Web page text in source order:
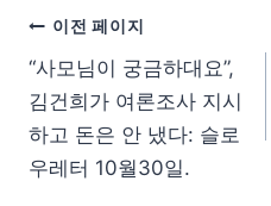
이전 페이지
“사모님이 궁금하대요”,
김건희가 여론조사 지시
하고 돈은 안 냈다: 슬로
우레터 10월30일.